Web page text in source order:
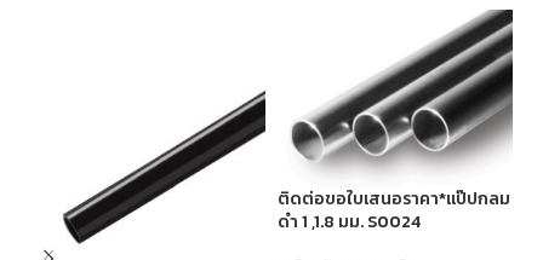
ติดต่อขอใบเสนอราคา*แป๊ปกลม
ดำ 1 ,1.8 มม. S0024